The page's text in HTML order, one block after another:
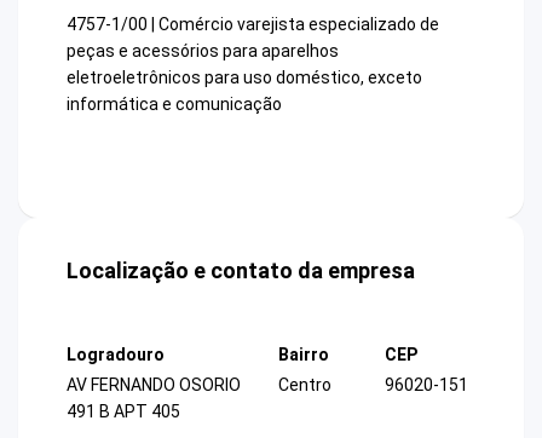
4757-1/00 | Comércio varejista especializado de
peças e acessórios para aparelhos
eletroeletrônicos para uso doméstico, exceto
informática e comunicação
Localização e contato da empresa
Logradouro
AV FERNANDO OSORIO
491 B APT 405
Bairro
Centro
CEP
96020-151